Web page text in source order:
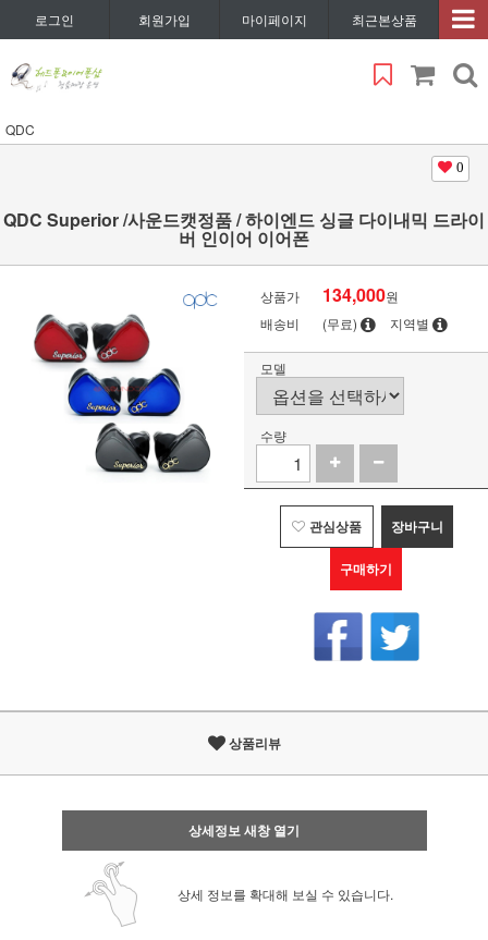
로그인 회원가입 마이페이지 최근본상품
QDC
0
QDC Superior /사운드캣정품 / 하이엔드 싱글 다이내믹 드라이
버 인이어 이어폰
상품가 134,000원
배송비
(무료) 지역별
모델
수량
관심상품 장바구니
구매하기
상품리뷰
상세정보 새창 열기
상세 정보를 확대해 보실 수 있습니다.